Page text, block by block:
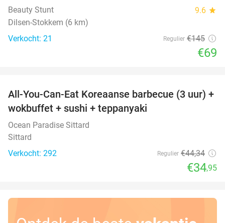
Beauty Stunt 9.6 star
Dilsen-Stokkem (6 km)
Verkocht: 21
Regulier €145
€69
21%
All-You-Can-Eat Koreaanse barbecue (3 uur) +
wokbuffet + sushi + teppanyaki
Ocean Paradise Sittard
Sittard
Verkocht: 292
Regulier €44,34
€34,95